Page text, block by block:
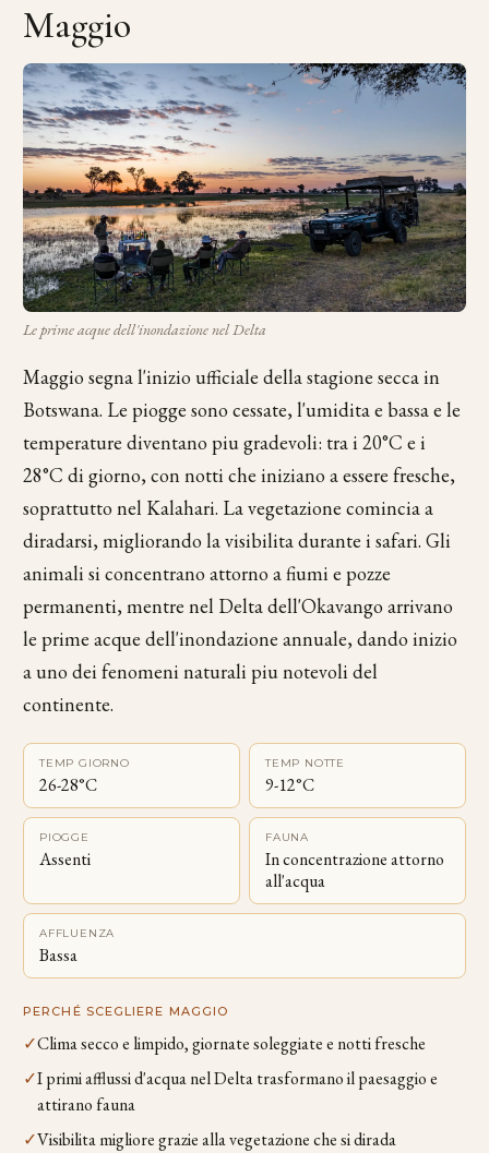
Maggio
Le prime acque dell'inondazione nel Delta
Maggio segna l'inizio ufficiale della stagione secca in
Botswana. Le piogge sono cessate, l'umidita e bassa e le
temperature diventano piu gradevoli: tra i 20°C e i
28°C di giorno, con notti che iniziano a essere fresche,
soprattutto nel Kalahari. La vegetazione comincia a
diradarsi, migliorando la visibilita durante i safari. Gli
animali si concentrano attorno a fiumi e pozze
permanenti, mentre nel Delta dell'Okavango arrivano
le prime acque dell'inondazione annuale, dando inizio
a uno dei fenomeni naturali piu notevoli del
continente.
TEMP GIORNO
26-28°C
TEMP NOTTE
9-12°C
PIOGGE
Assenti
FAUNA
In concentrazione attorno
all'acqua
AFFLUENZA
Bassa
PERCHÉ SCEGLIERE MAGGIO
✓Clima secco e limpido, giornate soleggiate e notti fresche
✓I primi afflussi d'acqua nel Delta trasformano il paesaggio e
attirano fauna
✓Visibilita migliore grazie alla vegetazione che si dirada